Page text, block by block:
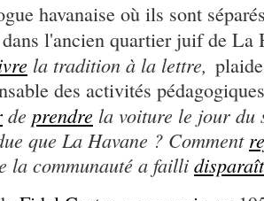
havanaise où ils sont
l'ancien quartier juif de La
la tradition à la lettre,
des activités
de prendre la voiture le jour du
que La Havane ? Comment
la communauté a failli